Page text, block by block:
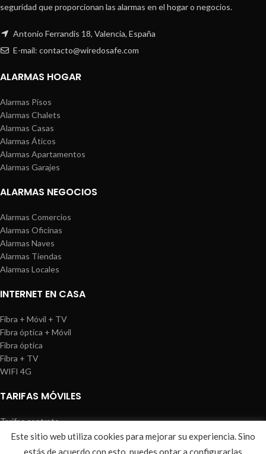
seguridad que proporcionan las alarmas en el hogar o negocios.
Antonio Ferrandis 18, Valencia, España
E-mail: contacto@wiredosafe.com
ALARMAS HOGAR
Alarmas Pisos
Alarmas Chalets
Alarmas Casas
Alarmas Áticos
Alarmas Apartamentos
Alarmas Garajes
ALARMAS NEGOCIOS
Alarmas Comercios
Alarmas Oficinas
Alarmas Naves
Alarmas Tiendas
Alarmas Locales
INTERNET EN CASA
Fibra + Móvil + TV
Fibra óptica + Móvil
Fibra óptica
Fibra + TV
WIFI 4G
TARIFAS MÓVILES
Tarifas contrato
Tarifas prepago
WIREDOSAFE Aviso Legal Política de Cookies |Sitemap
Este sitio web utiliza cookies para mejorar su experiencia. Sino
estás de acuerdo con esto, puedes optar a configurarlas